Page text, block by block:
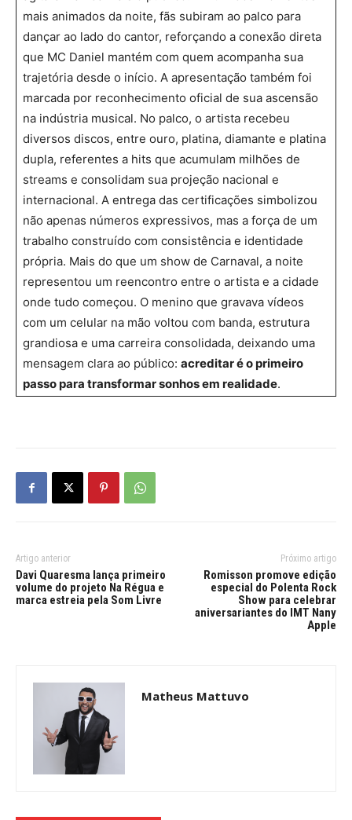
mais animados da noite, fãs subiram ao palco para
dançar ao lado do cantor, reforçando a conexão direta
que MC Daniel mantém com quem acompanha sua
trajetória desde o início. A apresentação também foi
marcada por reconhecimento oficial de sua ascensão
na indústria musical. No palco, o artista recebeu
diversos discos, entre ouro, platina, diamante e platina
dupla, referentes a hits que acumulam milhões de
streams e consolidam sua projeção nacional e
internacional. A entrega das certificações simbolizou
não apenas números expressivos, mas a força de um
trabalho construído com consistência e identidade
própria. Mais do que um show de Carnaval, a noite
representou um reencontro entre o artista e a cidade
onde tudo começou. O menino que gravava vídeos
com um celular na mão voltou com banda, estrutura
grandiosa e uma carreira consolidada, deixando uma
mensagem clara ao público: acreditar é o primeiro
passo para transformar sonhos em realidade.
Artigo anterior
Davi Quaresma lança primeiro
volume do projeto Na Régua e
marca estreia pela Som Livre
Próximo artigo
Romisson promove edição
especial do Polenta Rock
Show para celebrar
aniversariantes do IMT Nany
Apple
Matheus Mattuvo